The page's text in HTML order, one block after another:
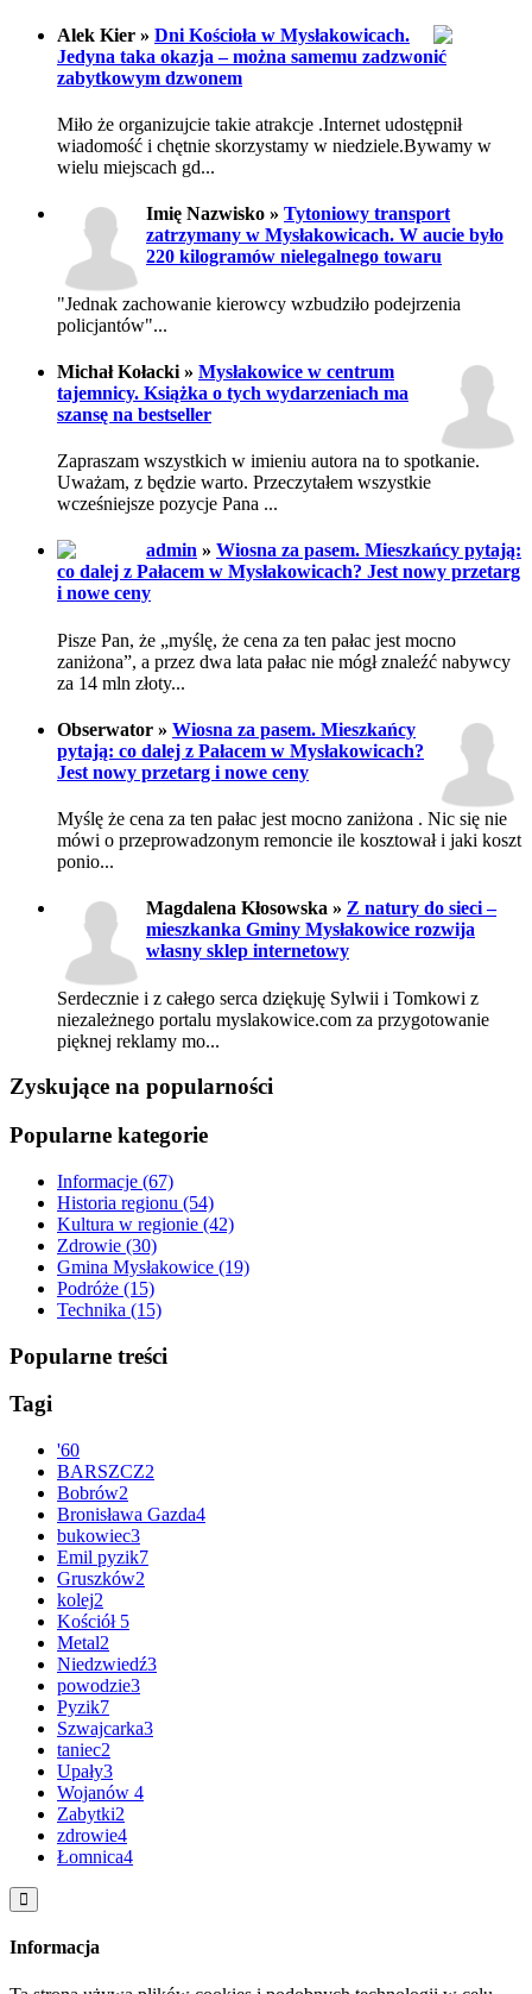
Alek Kier » Dni Kościoła w Mysłakowicach.
Jedyna taka okazja – można samemu zadzwonić
zabytkowym dzwonem
Miło że organizujcie takie atrakcje .Internet udostępnił
wiadomość i chętnie skorzystamy w niedziele.Bywamy w
wielu miejscach gd...
Imię Nazwisko » Tytoniowy transport
zatrzymany w Mysłakowicach. W aucie było
220 kilogramów nielegalnego towaru
"Jednak zachowanie kierowcy wzbudziło podejrzenia
policjantów"...
Michał Kołacki » Mysłakowice w centrum
tajemnicy. Książka o tych wydarzeniach ma
szansę na bestseller
Zapraszam wszystkich w imieniu autora na to spotkanie.
Uważam, z będzie warto. Przeczytałem wszystkie
wcześniejsze pozycje Pana ...
admin » Wiosna za pasem. Mieszkańcy pytają:
co dalej z Pałacem w Mysłakowicach? Jest nowy przetarg
i nowe ceny
Pisze Pan, że „myślę, że cena za ten pałac jest mocno
zaniżona”, a przez dwa lata pałac nie mógł znaleźć nabywcy
za 14 mln złoty...
Obserwator » Wiosna za pasem. Mieszkańcy
pytają: co dalej z Pałacem w Mysłakowicach?
Jest nowy przetarg i nowe ceny
Myślę że cena za ten pałac jest mocno zaniżona . Nic się nie
mówi o przeprowadzonym remoncie ile kosztował i jaki koszt
ponio...
Magdalena Kłosowska » Z natury do sieci –
mieszkanka Gminy Mysłakowice rozwija
własny sklep internetowy
Serdecznie i z całego serca dziękuję Sylwii i Tomkowi z
niezależnego portalu myslakowice.com za przygotowanie
pięknej reklamy mo...
Zyskujące na popularności
Popularne kategorie
Informacje (67)
Historia regionu (54)
Kultura w regionie (42)
Zdrowie (30)
Gmina Mysłakowice (19)
Podróże (15)
Technika (15)
Popularne treści
Tagi
'60
BARSZCZ2
Bobrów2
Bronisława Gazda4
bukowiec3
Emil pyzik7
Gruszków2
kolej2
Kościół 5
Metal2
Niedzwiedź3
powodzie3
Pyzik7
Szwajcarka3
taniec2
Upały3
Wojanów 4
Zabytki2
zdrowie4
Łomnica4
Informacja